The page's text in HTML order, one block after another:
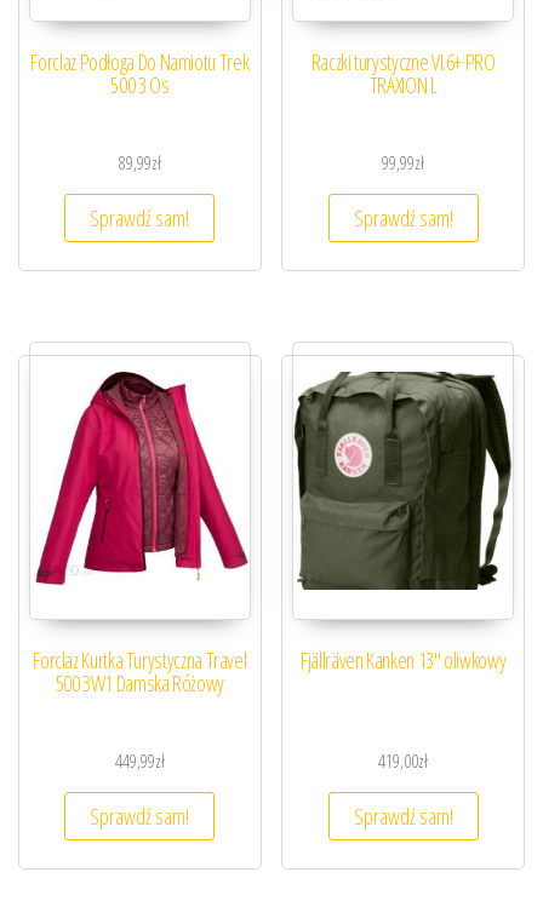
Forclaz Podłoga Do Namiotu Trek
500 3 Os
89,99zł
Sprawdź sam!
Raczki turystyczne VI.6+ PRO
TRAXION L
99,99zł
Sprawdź sam!
Forclaz Kurtka Turystyczna Travel
500 3W1 Damska Różowy
449,99zł
Sprawdź sam!
Fjällräven Kanken 13″ oliwkowy
419,00zł
Sprawdź sam!